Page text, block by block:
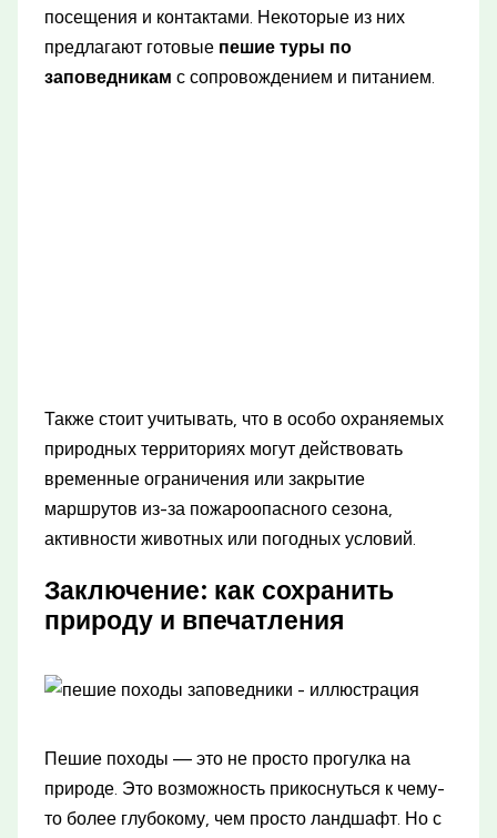
посещения и контактами. Некоторые из них
предлагают готовые пешие туры по
заповедникам с сопровождением и питанием.
Также стоит учитывать, что в особо охраняемых
природных территориях могут действовать
временные ограничения или закрытие
маршрутов из-за пожароопасного сезона,
активности животных или погодных условий.
Заключение: как сохранить
природу и впечатления
Пешие походы — это не просто прогулка на
природе. Это возможность прикоснуться к чему-
то более глубокому, чем просто ландшафт. Но с